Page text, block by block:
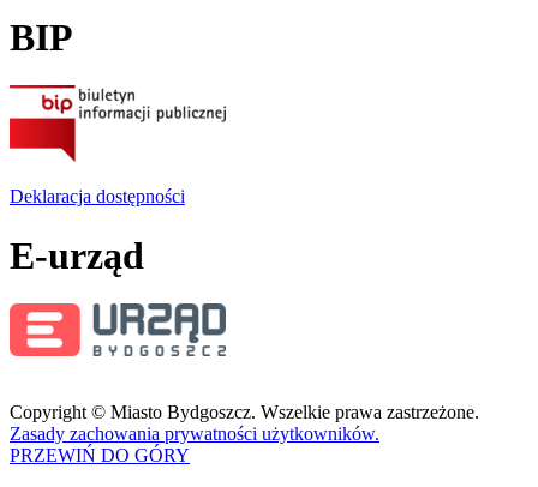
BIP
Deklaracja dostępności
E-urząd
Copyright © Miasto Bydgoszcz. Wszelkie prawa zastrzeżone.
Zasady zachowania prywatności użytkowników.
PRZEWIŃ DO GÓRY